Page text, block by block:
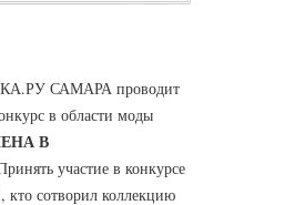
САМАРА проводит
в области моды
В
участие в конкурсе
сотворил коллекцию